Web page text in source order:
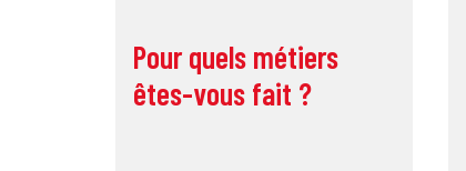
Pour quels métiers
êtes-vous fait ?